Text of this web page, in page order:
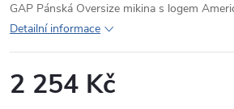
GAP Pánská Oversize mikina s logem
Detailní informace
2 254 Kč